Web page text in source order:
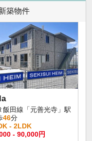
築物件
飯田線「元善光寺」駅
46分
- 2LDK
- 90,000円